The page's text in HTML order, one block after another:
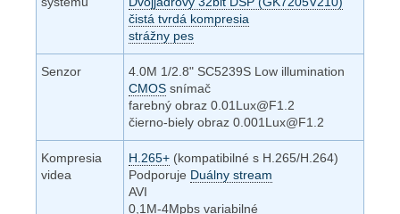
čistá tvrdá kompresia
strážny pes
Senzor
4.0M 1/2.8" SC5239S Low illumination
CMOS snímač
farebný obraz 0.01Lux@F1.2
čierno-biely obraz 0.001Lux@F1.2
Kompresia
videa
H.265+ (kompatibilné s H.265/H.264)
Podporuje Duálny stream
AVI
0,1M-4Mpbs variabilné